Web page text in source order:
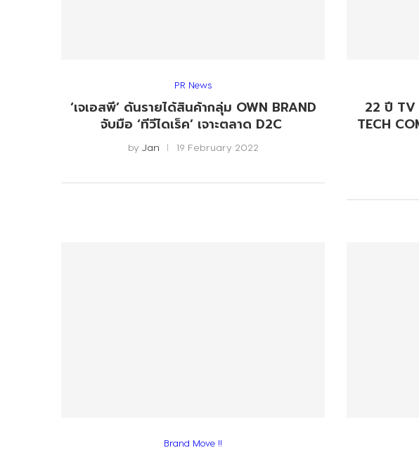
PR News
‘เจเอสพี’ ดันรายได้สินค้ากลุ่ม OWN BRAND
จับมือ ‘ทีวีไดเร็ค’ เจาะตลาด D2C
by Jan 19 February 2022
22 ปี TV
TECH
Brand Move !!